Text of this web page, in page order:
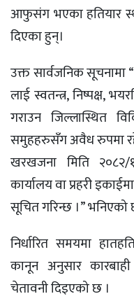
आफुसंग भएका हतियार
दिएका हुन्।
उक्त सार्वजनिक सूचनामा
लाई स्वतन्त्र, निष्पक्ष,
गराउन जिल्लास्थित
समुहहरुसँग अवैध रुपमा
खरखजना मिति २०८२/
कार्यालय वा प्रहरी
सूचित गरिन्छ ।” भनिएको
निर्धारित समयमा
कानून अनुसार
चेतावनी दिइएको छ ।